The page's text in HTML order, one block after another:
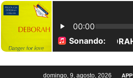
domingo, 9, agosto, 2026 APP